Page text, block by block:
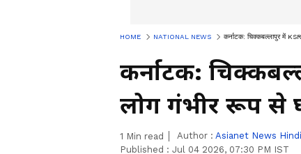
HOME NATIONAL NEWS कर्नाटक: चिक्कबल्लापुर में
कर्नाटक:
लोग गंभीर रूप से
1 Min read Author : Asianet News
Published : Jul 04 2026, 07:30 PM IST